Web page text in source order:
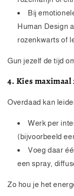
Bij
Human Design
rozenkwarts of
Gun jezelf de tijd
4. Kies
Overdaad kan
Werk per
(bijvoorbeeld
Voeg daar
een spray,
Zo hou je het